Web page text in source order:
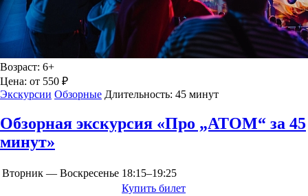
Возраст: 6+
Цена: от 550 ₽
Экскурсии Обзорные Длительность: 45 минут
Обзорная экскурсия «Про „АТОМ“ за 45
минут»
Вторник — Воскресенье 18:15–19:25
Купить билет